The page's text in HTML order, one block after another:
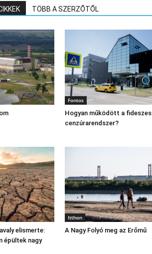
TÖBB A SZERZŐTŐL
Fontos
Hogyan működött a fideszes
cenzúrarendszer?
elismerte:
épültek nagy
Itthon
A Nagy Folyó meg az Erőmű